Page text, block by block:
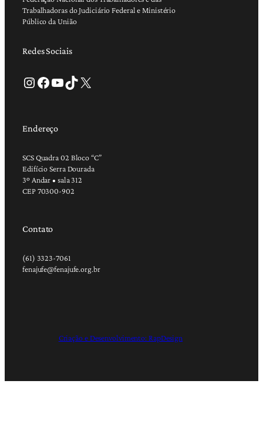
Trabalhadoras do Judiciário Federal e Ministério
Público da União
Redes Sociais
Instagram Facebook Youtube TikTok X
Endereço
SCS Quadra 02 Bloco “C”
Edifício Serra Dourada
3º Andar • sala 312
CEP 70300-902
Contato
(61) 3323-7061
fenajufe@fenajufe.org.br
Criação e Desenvolvimento: RapDesign